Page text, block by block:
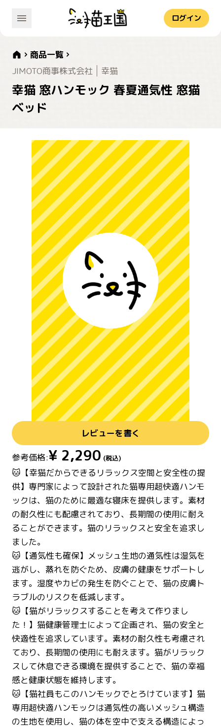
ログイン
商品一覧
JIMOTO商事株式会社
幸猫
幸猫 窓ハンモック 春夏通気性 窓猫
ベッド
レビューを書く
参考価格:¥ 2,290 (税込)
🐱【幸猫だからできるリラックス空間と安全性の提
供】専門家によって設計された猫専用超快適ハンモ
ックは、猫のために最適な寝床を提供します。素材
の耐久性にも配慮されており、長期間の使用に耐え
ることができます。猫のリラックスと安全を追求し
ました。
🐱【通気性も確保】メッシュ生地の通気性は湿気を
逃がし、蒸れを防ぐため、皮膚の健康をサポートし
ます。湿度やカビの発生を防ぐことで、猫の皮膚ト
ラブルのリスクを低減します。
🐱【猫がリラックスすることを考えて作りまし
た！】猫健康管理士によって企画され、猫の安全と
快適性を追求しています。素材の耐久性も考慮され
ており、長期間の使用にも耐えます。猫がリラック
スして休息できる環境を提供することで、猫の幸福
感と健康状態を維持します。
🐱【猫社員もこのハンモックでとろけています】猫
専用超快適ハンモックは通気性の高いメッシュ構造
の生地を使用し、猫の体を空中で支える構造によっ